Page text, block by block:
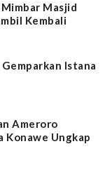
Masjid
Kembali
Istana
Ameroro
Konawe Ungkap